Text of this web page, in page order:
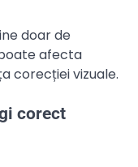
doar de
afecta
corecției vizuale.
corect